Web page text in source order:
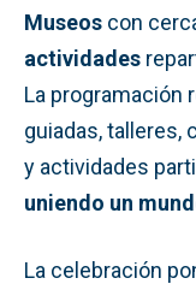
Museos con
actividades
La programación
guiadas, talleres,
y actividades
uniendo un
La celebración